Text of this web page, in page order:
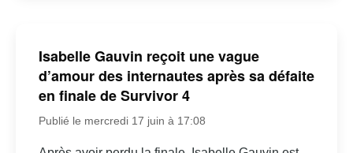
Isabelle Gauvin reçoit une vague
d’amour des internautes après sa défaite
en finale de Survivor 4
Publié le mercredi 17 juin à 17:08